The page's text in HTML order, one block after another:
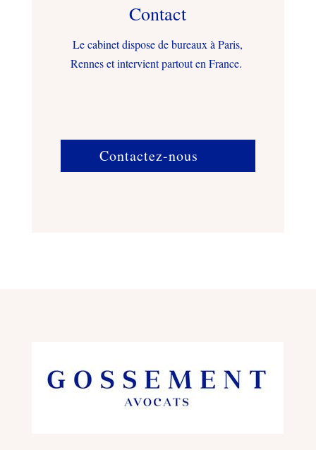
Contact
Le cabinet dispose de bureaux à Paris,
Rennes et intervient partout en France.
Contactez-nous